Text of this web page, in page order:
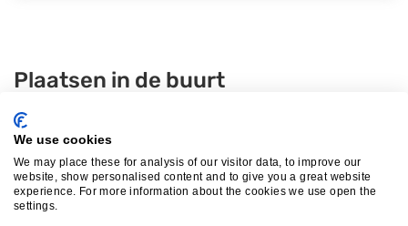
Plaatsen in de buurt
Veenoord
Stieltjeskanaal
Schoonebeek
We use cookies
We may place these for analysis of our visitor data, to improve our
website, show personalised content and to give you a great website
experience. For more information about the cookies we use open the
settings.